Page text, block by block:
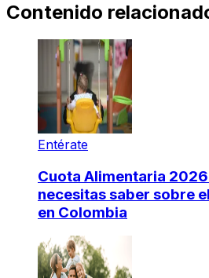
Contenido
Entérate
Cuota Alimentaria
necesitas saber sobre
en Colombia